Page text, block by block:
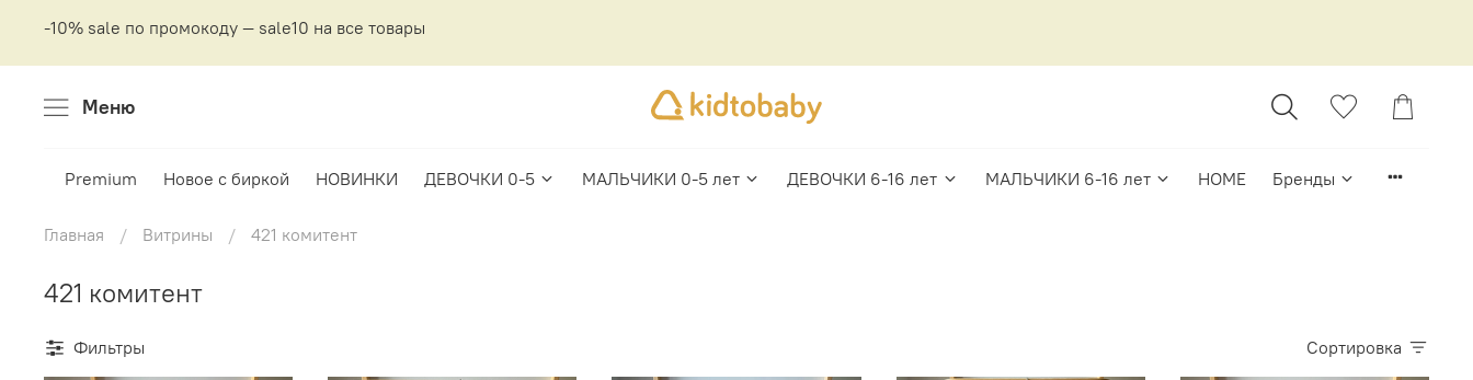
-10% sale по промокоду — sale10 на все товары
Меню
Premium Новое с биркой НОВИНКИ ДЕВОЧКИ 0-5 МАЛЬЧИКИ 0-5 лет ДЕВОЧКИ 6-16 лет МАЛЬЧИКИ 6-16 лет HOME Бренды
Главная Витрины 421 комитент
421 комитент
Фильтры Сортировка